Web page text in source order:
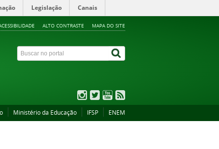
Legislação Canais
ALTO CONTRASTE MAPA DO SITE
Ministério da Educação IFSP ENEM